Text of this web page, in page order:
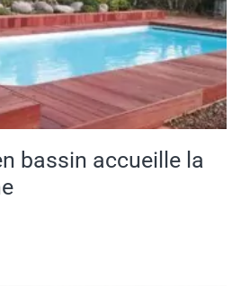
bassin accueille la